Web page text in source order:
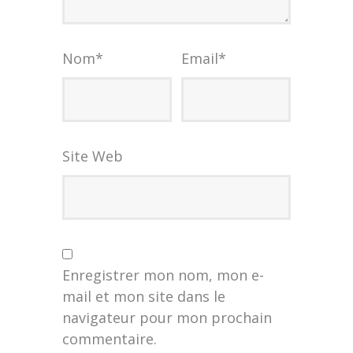
Nom* Email*
Site Web
Enregistrer mon nom, mon e-
mail et mon site dans le
navigateur pour mon prochain
commentaire.